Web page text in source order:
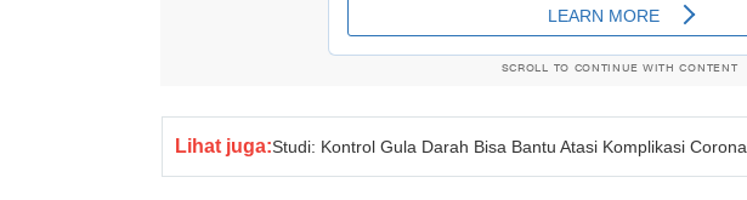
SCROLL TO CONTINUE WITH CONTENT
Lihat juga:Studi: Kontrol Gula Darah Bisa Bantu Atasi Komplikasi Corona